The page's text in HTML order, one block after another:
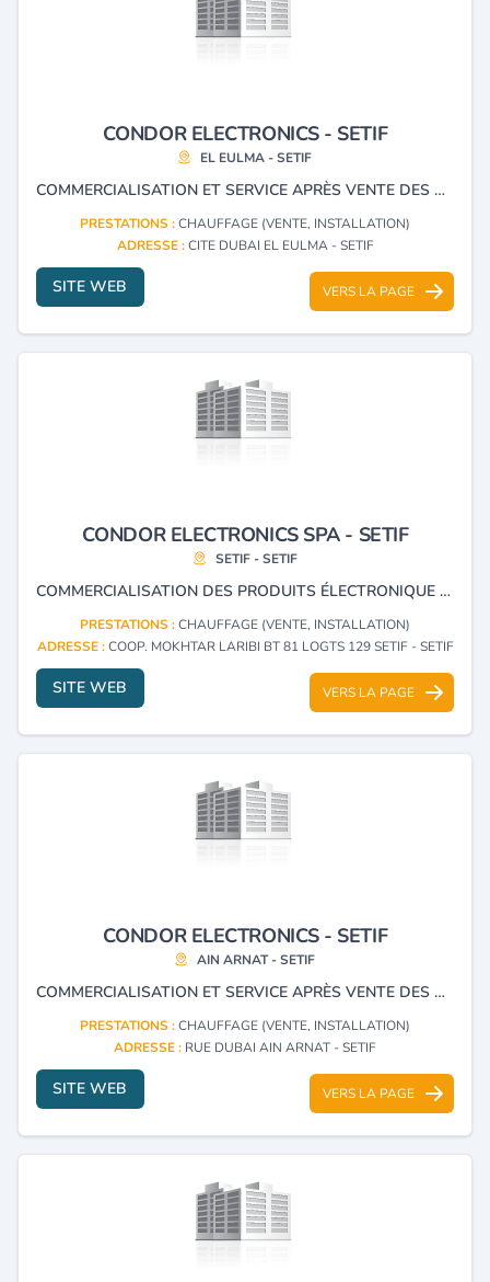
CONDOR ELECTRONICS - SETIF
EL EULMA - SETIF
COMMERCIALISATION ET SERVICE APRÈS VENTE DES PRODUITS ÉLECTRONIQUES ET ÉLECTROMÉNAGERS DE LA MARQUE CONDOR.
PRESTATIONS :CHAUFFAGE (VENTE, INSTALLATION)
ADRESSE :CITE DUBAI EL EULMA - SETIF
SITE WEB VERS LA PAGE
CONDOR ELECTRONICS SPA - SETIF
SETIF - SETIF
COMMERCIALISATION DES PRODUITS ÉLECTRONIQUE ET ÉLECTROMÉNAGER DE LA MARQUE CONDOR .
PRESTATIONS :CHAUFFAGE (VENTE, INSTALLATION)
ADRESSE :COOP. MOKHTAR LARIBI BT 81 LOGTS 129 SETIF - SETIF
SITE WEB VERS LA PAGE
CONDOR ELECTRONICS - SETIF
AIN ARNAT - SETIF
COMMERCIALISATION ET SERVICE APRÈS VENTE DES PRODUITS ÉLECTRONIQUE ET ÉLECTROMÉNAGER DE LA MARQUE CONDOR.
PRESTATIONS :CHAUFFAGE (VENTE, INSTALLATION)
ADRESSE : RUE DUBAI AIN ARNAT - SETIF
SITE WEB VERS LA PAGE